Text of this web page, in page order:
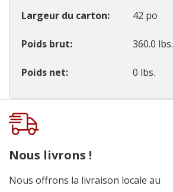
Largeur du carton 42 po
Poids brut 360.0 lbs.
Poids net 0 lbs.
Onglet
personnalisé
Nous livrons !
Nous offrons la livraison locale au